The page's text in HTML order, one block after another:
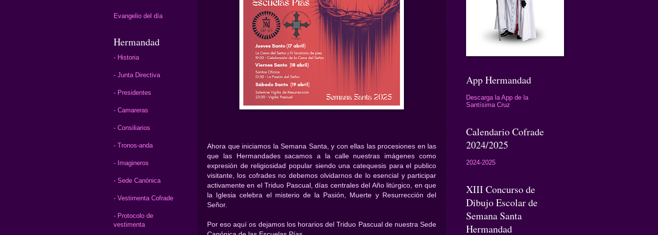
Ahora que iniciamos la Semana Santa, y con ellas las procesiones en las
que las Hermandades sacamos a la calle nuestras imágenes como
expresión de religiosidad popular siendo una catequesis para el publico
visitante, los cofrades no debemos olvidarnos de lo esencial y participar
activamente en el Triduo Pascual, días centrales del Año litúrgico, en que
la Iglesia celebra el misterio de la Pasión, Muerte y Resurrección del
Señor.
Por eso aquí os dejamos los horarios del Triduo Pascual de nuestra Sede
Evangelio del día
Hermandad
- Historia
- Junta Directiva
- Presidentes
- Camareras
- Consiliarios
- Tronos-anda
- Imagineros
- Sede Canónica
- Vestimenta Cofrade
- Protocolo de
vestimenta
App Hermandad
Descarga la App de la
Santísima Cruz
Calendario Cofrade
2024/2025
2024-2025
XIII Concurso de
Dibujo Escolar de
Semana Santa
Hermandad